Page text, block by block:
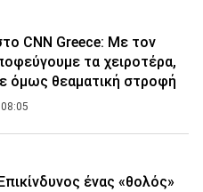
CNN Greece: Με τον
τα χειροτέρα,
όμως θεαματική στροφή
ένας «θολός»